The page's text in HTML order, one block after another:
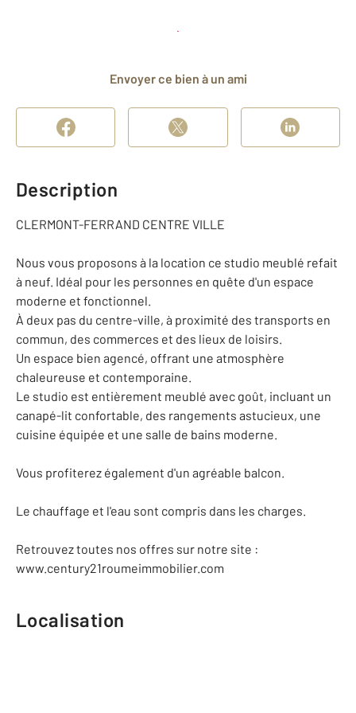
Envoyer ce bien à un ami
Description
CLERMONT-FERRAND CENTRE VILLE
Nous vous proposons à la location ce studio meublé refait
à neuf. Idéal pour les personnes en quête d'un espace
moderne et fonctionnel.
À deux pas du centre-ville, à proximité des transports en
commun, des commerces et des lieux de loisirs.
Un espace bien agencé, offrant une atmosphère
chaleureuse et contemporaine.
Le studio est entièrement meublé avec goût, incluant un
canapé-lit confortable, des rangements astucieux, une
cuisine équipée et une salle de bains moderne.
Vous profiterez également d'un agréable balcon.
Le chauffage et l'eau sont compris dans les charges.
Retrouvez toutes nos offres sur notre site :
www.century21roumeimmobilier.com
Localisation